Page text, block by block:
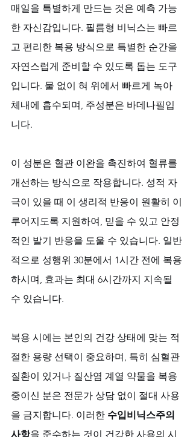
매일을 특별하게 만드는 것은 예측 가능
한 자신감입니다. 필름형 비닉스는 빠르
고 편리한 복용 방식으로 특별한 순간을
자연스럽게 준비할 수 있도록 돕는 도구
입니다. 물 없이 혀 위에서 빠르게 녹아
체내에 흡수되며, 주성분은 바데나필입
니다.
이 성분은 혈관 이완을 촉진하여 혈류를
개선하는 방식으로 작용합니다. 성적 자
극이 있을 때 이 생리적 반응이 원활히 이
루어지도록 지원하여, 믿을 수 있고 안정
적인 발기 반응을 도울 수 있습니다. 일반
적으로 성행위 30분에서 1시간 전에 복용
하시며, 효과는 최대 6시간까지 지속될
수 있습니다.
복용 시에는 본인의 건강 상태에 맞는 적
절한 용량 선택이 중요하며, 특히 심혈관
질환이 있거나 질산염 계열 약물을 복용
중이신 분은 전문가 상담 없이 절대 사용
을 금지합니다. 이러한 수입비닉스주의
사항을 준수하는 것이 건강한 사용의 시